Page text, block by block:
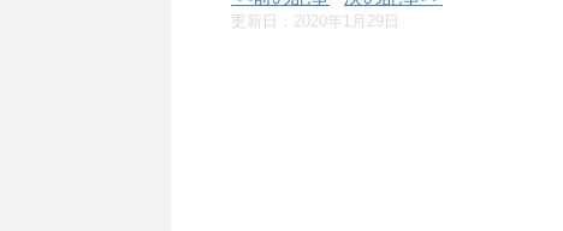
更新日： 2020年1月29日